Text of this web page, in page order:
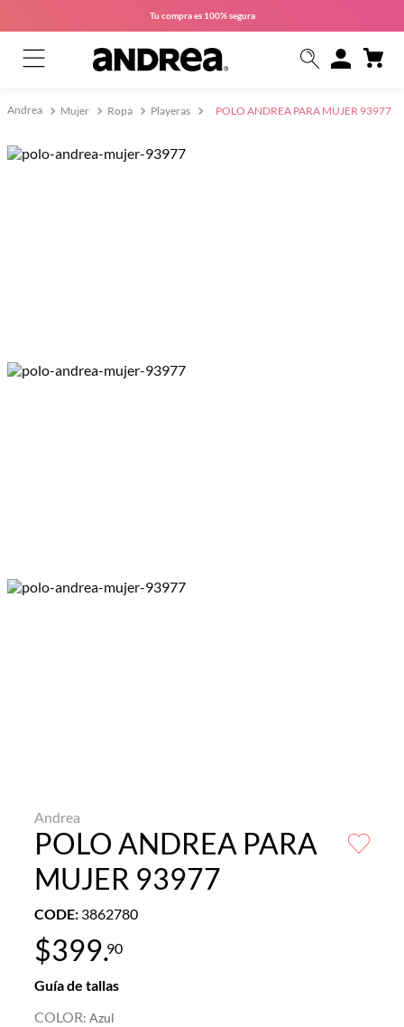
Tu compra es 100% segura
Mujer Ropa Playeras POLO ANDREA PARA MUJER 93977
Andrea
POLO ANDREA PARA
MUJER 93977
CODE: 3862780
$399.90
Guía de tallas
COLOR: Azul